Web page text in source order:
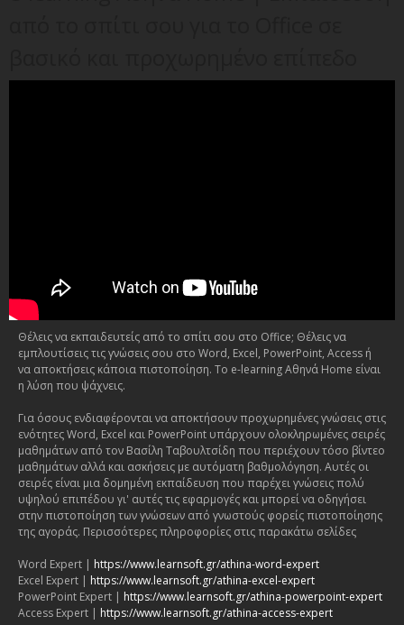
Θέλεις να εκπαιδευτείς από το σπίτι σου στο Office; Θέλεις να
εμπλουτίσεις τις γνώσεις σου στο Word, Excel, PowerPoint, Access ή
να αποκτήσεις κάποια πιστοποίηση. Το e-learning Αθηνά Home είναι
η λύση που ψάχνεις.
Για όσους ενδιαφέρονται να αποκτήσουν προχωρημένες γνώσεις στις
ενότητες Word, Excel και PowerPoint υπάρχουν ολοκληρωμένες σειρές
μαθημάτων από τον Βασίλη Ταβουλτσίδη που περιέχουν τόσο βίντεο
μαθημάτων αλλά και ασκήσεις με αυτόματη βαθμολόγηση. Αυτές οι
σειρές είναι μια δομημένη εκπαίδευση που παρέχει γνώσεις πολύ
υψηλού επιπέδου γι' αυτές τις εφαρμογές και μπορεί να οδηγήσει
στην πιστοποίηση των γνώσεων από γνωστούς φορείς πιστοποίησης
της αγοράς. Περισσότερες πληροφορίες στις παρακάτω σελίδες
Word Expert | https://www.learnsoft.gr/athina-word-expert
Excel Expert | https://www.learnsoft.gr/athina-excel-expert
PowerPoint Expert | https://www.learnsoft.gr/athina-powerpoint-expert
Access Expert | https://www.learnsoft.gr/athina-access-expert